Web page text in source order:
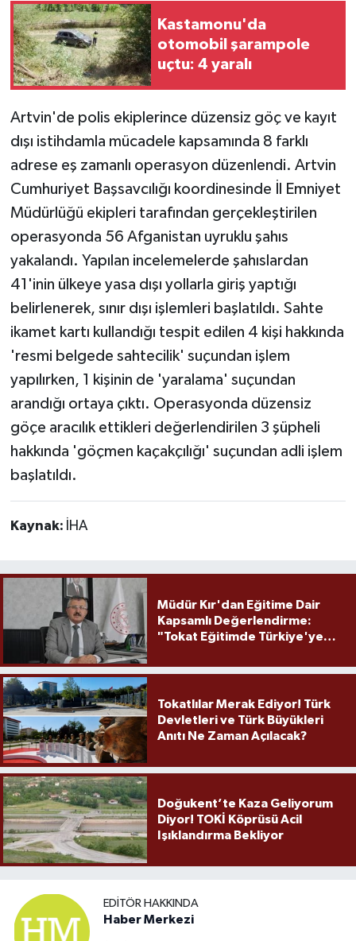
Kastamonu'da
otomobil şarampole
uçtu: 4 yaralı
Artvin'de polis ekiplerince düzensiz göç ve kayıt
dışı istihdamla mücadele kapsamında 8 farklı
adrese eş zamanlı operasyon düzenlendi. Artvin
Cumhuriyet Başsavcılığı koordinesinde İl Emniyet
Müdürlüğü ekipleri tarafından gerçekleştirilen
operasyonda 56 Afganistan uyruklu şahıs
yakalandı. Yapılan incelemelerde şahıslardan
41'inin ülkeye yasa dışı yollarla giriş yaptığı
belirlenerek, sınır dışı işlemleri başlatıldı. Sahte
ikamet kartı kullandığı tespit edilen 4 kişi hakkında
'resmi belgede sahtecilik' suçundan işlem
yapılırken, 1 kişinin de 'yaralama' suçundan
arandığı ortaya çıktı. Operasyonda düzensiz
göçe aracılık ettikleri değerlendirilen 3 şüpheli
hakkında 'göçmen kaçakçılığı' suçundan adli işlem
başlatıldı.
Kaynak: İHA
Müdür Kır'dan Eğitime Dair
Kapsamlı Değerlendirme:
"Tokat Eğitimde Türkiye'ye
Tokatlılar Merak Ediyor! Türk
Devletleri ve Türk Büyükleri
Anıtı Ne Zaman Açılacak?
Doğukent’te Kaza Geliyorum
Diyor! TOKİ Köprüsü Acil
Işıklandırma Bekliyor
EDITÖR HAKKINDA
Haber Merkezi